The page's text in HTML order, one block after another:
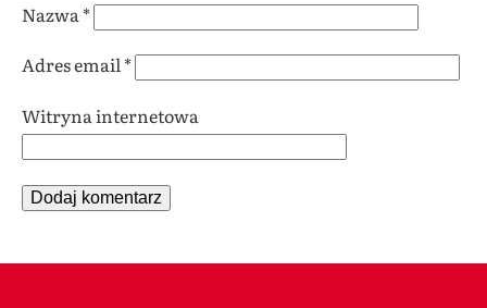
Nazwa*
Adres email*
Witryna internetowa